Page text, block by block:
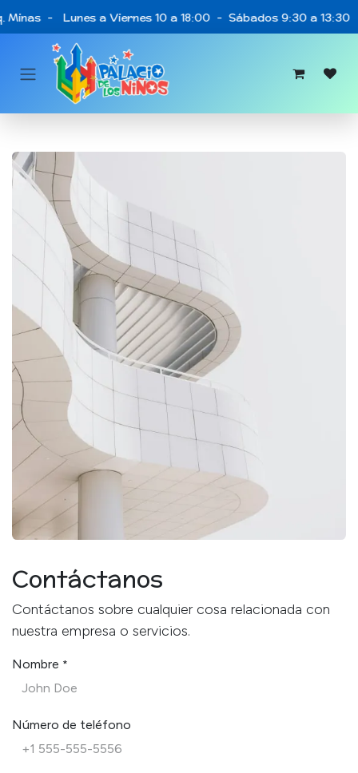
- Lunes a Viernes 10 a 18:00 - Sábados 9:30 a 13:30
Contáctanos
Contáctanos sobre cualquier cosa relacionada con
nuestra empresa o servicios.
Nombre *
Número de teléfono